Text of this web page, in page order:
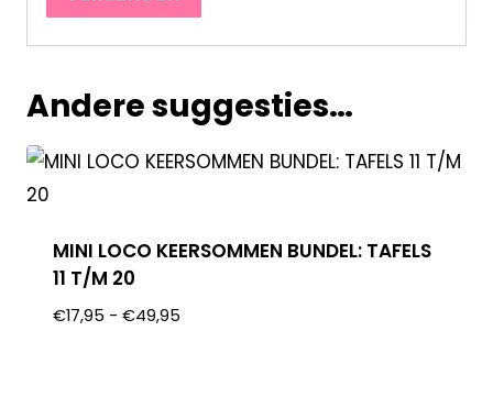
Andere suggesties…
MINI LOCO KEERSOMMEN BUNDEL: TAFELS
11 T/M 20
€17,95 - €49,95